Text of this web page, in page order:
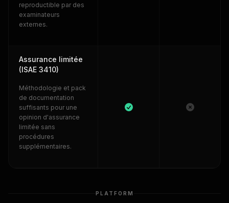
reproductible par des
examinateurs
externes.
Assurance limitée
(ISAE 3410)
Méthodologie et pack
de documentation
suffisants pour une
opinion d'assurance
limitée sans
procédures
supplémentaires.
PLATFORM